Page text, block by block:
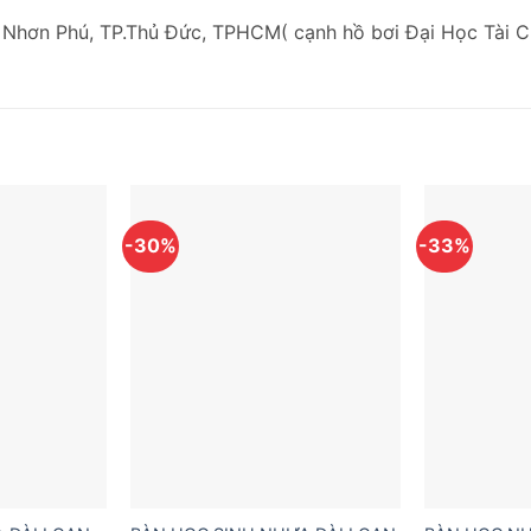
Phú, TP.Thủ Đức, TPHCM( cạnh hồ bơi Đại Học Tài
-30% -33%